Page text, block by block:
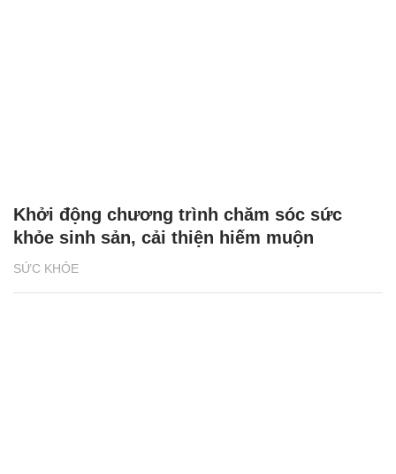
SỨC KHỎE
Khởi động chương trình chăm sóc sức
khỏe sinh sản, cải thiện hiếm muộn